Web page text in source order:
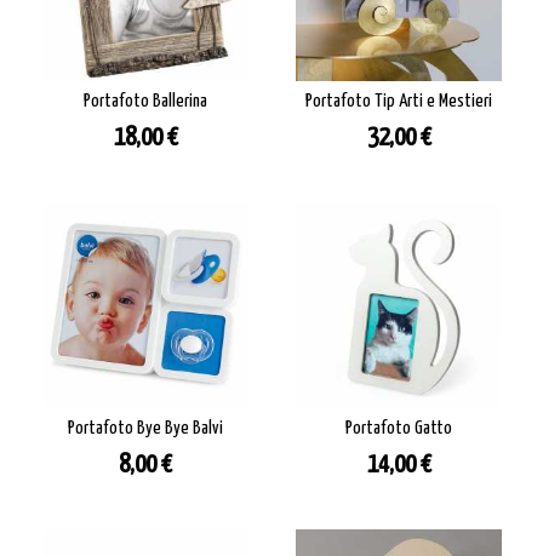
Portafoto Ballerina
Prezzo
18,00 €
Portafoto Tip Arti e Mestieri
Prezzo
32,00 €
Portafoto Bye Bye Balvi
Prezzo
8,00 €
Portafoto Gatto
Prezzo
14,00 €